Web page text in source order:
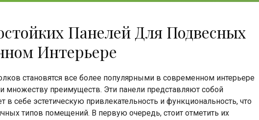
Панелей Для Подвесных
Интерьере
становятся все более популярными в современном интерьере
множеству преимуществ. Эти панели представляют собой
в себе эстетическую привлекательность и функциональность, что
типов помещений. В первую очередь, стоит отметить их